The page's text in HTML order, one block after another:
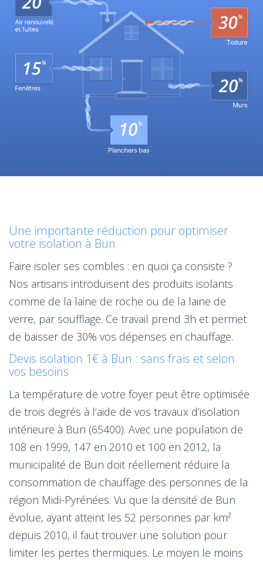
Une importante réduction pour optimiser
votre isolation à Bun
Faire isoler ses combles : en quoi ça consiste ?
Nos artisans introduisent des produits isolants
comme de la laine de roche ou de la laine de
verre, par soufflage. Ce travail prend 3h et permet
de baisser de 30% vos dépenses en chauffage.
Devis isolation 1€ à Bun : sans frais et selon
vos besoins
La température de votre foyer peut être optimisée
de trois degrés à l’aide de vos travaux d’isolation
intérieure à Bun (65400). Avec une population de
108 en 1999, 147 en 2010 et 100 en 2012, la
municipalité de Bun doit réellement réduire la
consommation de chauffage des personnes de la
région Midi-Pyrénées. Vu que la densité de Bun
évolue, ayant atteint les 52 personnes par km²
depuis 2010, il faut trouver une solution pour
limiter les pertes thermiques. Le moyen le moins